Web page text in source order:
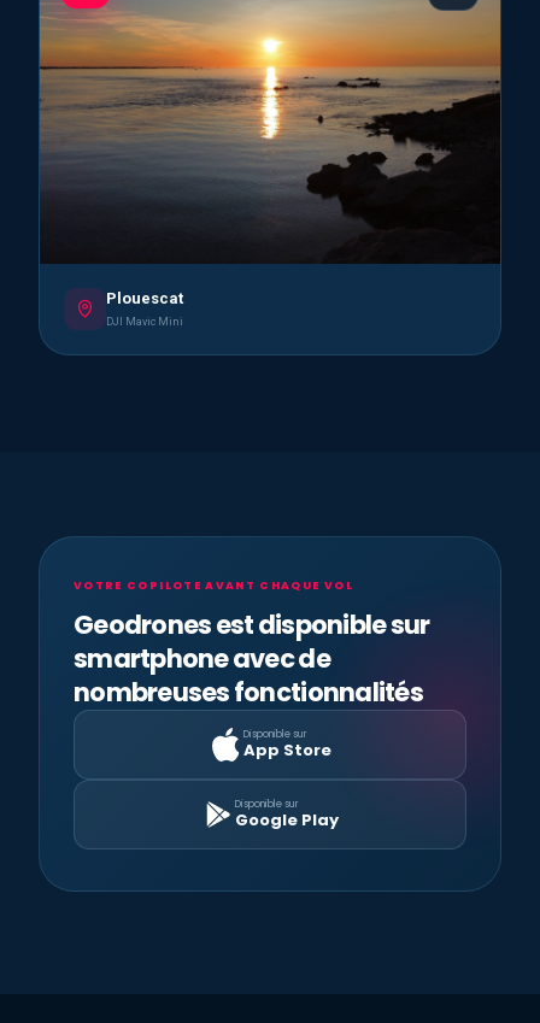
Plouescat
DJI Mavic Mini
VOTRE COPILOTE AVANT CHAQUE VOL
Geodrones est disponible sur
smartphone avec de
nombreuses fonctionnalités
Disponible sur
App Store
Disponible sur
Google Play